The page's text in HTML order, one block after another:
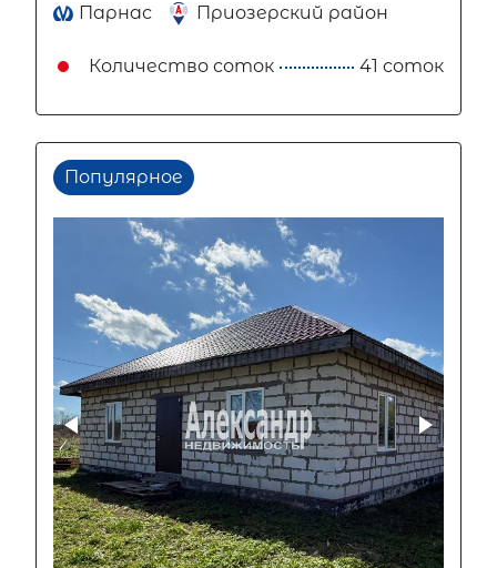
Парнас Приозерский район
Количество соток 41 соток
Популярное